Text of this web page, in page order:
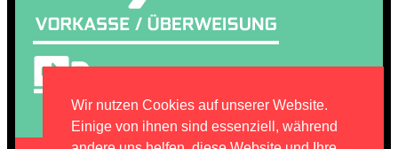
Wir nutzen Cookies auf unserer Website.
Einige von ihnen sind essenziell, während